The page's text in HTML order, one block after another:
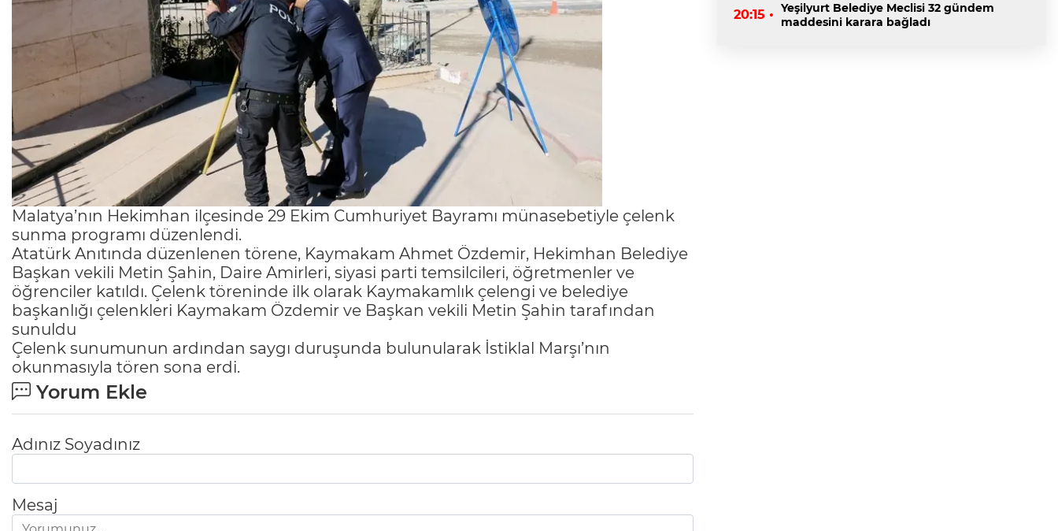
Malatya’nın Hekimhan ilçesinde 29 Ekim Cumhuriyet Bayramı münasebetiyle çelenk
sunma programı düzenlendi.
Atatürk Anıtında düzenlenen törene, Kaymakam Ahmet Özdemir, Hekimhan Belediye
Başkan vekili Metin Şahin, Daire Amirleri, siyasi parti temsilcileri, öğretmenler ve
öğrenciler katıldı. Çelenk töreninde ilk olarak Kaymakamlık çelengi ve belediye
başkanlığı çelenkleri Kaymakam Özdemir ve Başkan vekili Metin Şahin tarafından
sunuldu
Çelenk sunumunun ardından saygı duruşunda bulunularak İstiklal Marşı’nın
okunmasıyla tören sona erdi.
Yorum Ekle
Adınız Soyadınız
Mesaj
20:15 • Yeşilyurt Belediye Meclisi 32 gündem
maddesini karara bağladı